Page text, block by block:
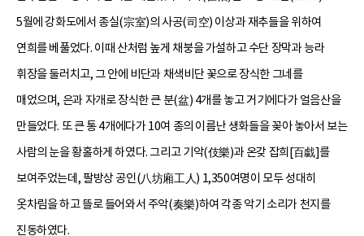
5월에 강화도에서 종실(宗室)의 사공(司空) 이상과 재추들을 위하여
연희를 베풀었다. 이때 산처럼 높게 채붕을 가설하고 수단 장막과 능라
휘장을 둘러치고, 그 안에 비단과 채색비단 꽃으로 장식한 그네를
매었으며, 은과 자개로 장식한 큰 분(盆) 4개를 놓고 거기에다가 얼음산을
만들었다. 또 큰 통 4개에다가 10여 종의 이름난 생화들을 꽂아 놓아서 보는
사람의 눈을 황홀하게 하였다. 그리고 기악(伎樂)과 온갖 잡희[百戱]를
보여주었는데, 팔방상 공인(八坊廂工人) 1,350여명이 모두 성대히
옷차림을 하고 뜰로 들어와서 주악(奏樂)하여 각종 악기 소리가 천지를
진동하였다.